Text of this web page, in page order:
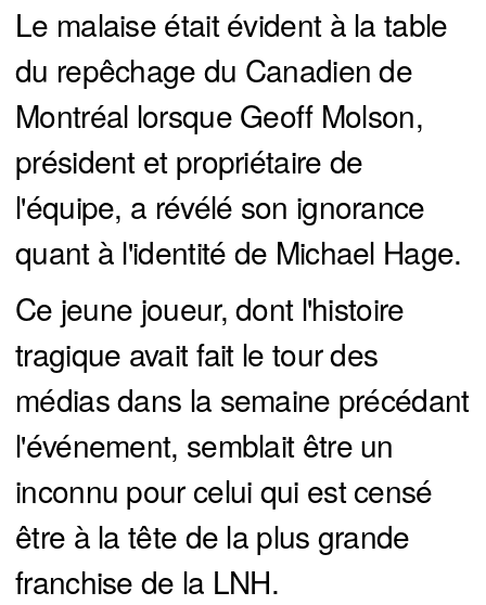
Le malaise était évident à la table
du repêchage du Canadien de
Montréal lorsque Geoff Molson,
président et propriétaire de
l'équipe, a révélé son ignorance
quant à l'identité de Michael Hage.
Ce jeune joueur, dont l'histoire
tragique avait fait le tour des
médias dans la semaine précédant
l'événement, semblait être un
inconnu pour celui qui est censé
être à la tête de la plus grande
franchise de la LNH.